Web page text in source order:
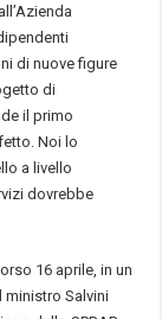
di nuove figure
di
il primo
Noi lo
a livello
dovrebbe
16 aprile, in un
ministro Salvini